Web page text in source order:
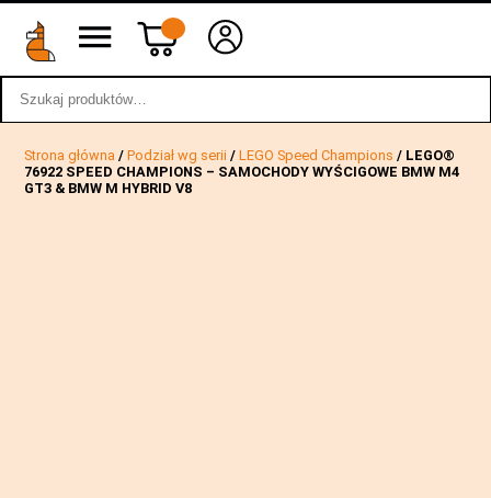
wstecz
Strona główna /Podział wg serii /LEGO Speed Champions / LEGO®
76922 SPEED CHAMPIONS – SAMOCHODY WYŚCIGOWE BMW M4
GT3 & BMW M HYBRID V8